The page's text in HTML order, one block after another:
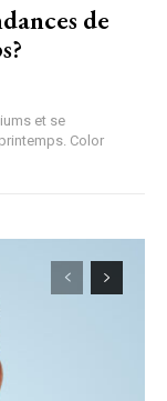
de
et se
Color